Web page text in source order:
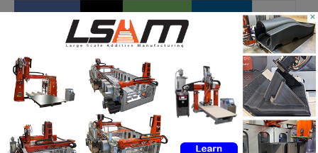
Facebook X WhatsApp
×